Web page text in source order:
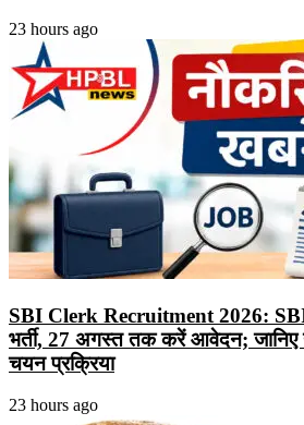
23 hours ago
SBI Clerk Recruitment 2026: SBI
भर्ती, 27 अगस्त तक करें आवेदन; जानिए
चयन प्रक्रिया
23 hours ago